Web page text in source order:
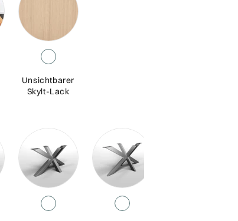
Unsichtbarer
Skylt-Lack